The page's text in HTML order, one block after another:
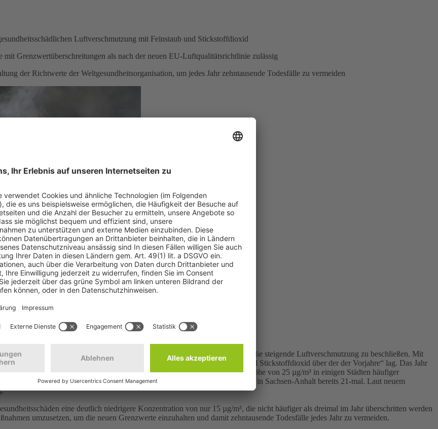
Luftverschmutzung mit Feinstaub und Stickstoffdioxid
mit Grenzwertüberschreitungen als nach der neuen EU-Luftqualitätsrichtlinie zulässig
der Richtwerte der Weltgesundheitsorganisation, um jedes Jahr zehntausende Todesfälle zu vermeiden
für ihre Weigerung, endlich konkrete Luftreinhaltemaßnahmen gegen die steigende Luftverschmutzung zu beschließen. Mit
(UBA), dass „die durchschnittliche Belastung mit Feinstaub und Stickstoffdioxid über der der Vorjahre“ lag. Das Jahr
2026 wurde der zukünftige Tagesmittelgrenzwert für Feinstaub (PM2,5) in Höhe von 25 µg/m³ in einigen Städten häufiger
wurde der Tagesmittelgrenzwert bereits 24-mal überschritten, in Bernburg in Sachsen-Anhalt bereits 21-mal. Laut neuem
eine deutlich niedrigere Konzentration von nur 15 µg/m³, die nicht häufiger als dreimal im Jahr überschritten werden
umzusetzen, um die neuen Grenzwerte einzuhalten und damit zehntausende Todesfälle jedes Jahr zu vermeiden.